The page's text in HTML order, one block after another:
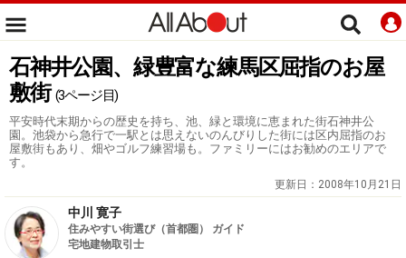
石神井公園、緑豊富な練馬区屈指のお屋
敷街 (3ページ目)
平安時代末期からの歴史を持ち、池、緑と環境に恵まれた街石神井公
園。池袋から急行で一駅とは思えないのんびりした街には区内屈指のお
屋敷街もあり、畑やゴルフ練習場も。ファミリーにはお勧めのエリアで
す。
更新日： 2008年10月21日
中川 寛子
住みやすい街選び（首都圏） ガイド
宅地建物取引士